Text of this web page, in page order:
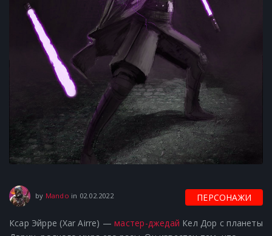
by Mando in 02.02.2022 ПЕРСОНАЖИ
Ксар Эйрре (Xar Airre) —мастер-джедай Кел Дор с планеты